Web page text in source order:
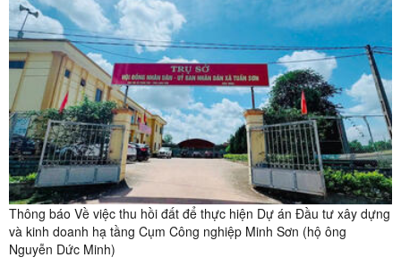
Thông báo Về việc thu hồi đất để thực hiện Dự án Đầu tư xây dựng
và kinh doanh hạ tầng Cụm Công nghiệp Minh Sơn (hộ ông
Nguyễn Dức Minh)